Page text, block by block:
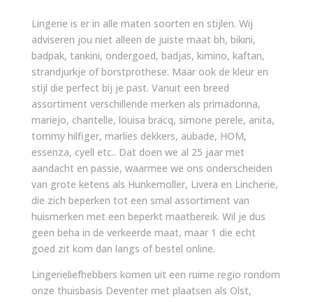
Lingerie is er in alle maten soorten en stijlen. Wij
adviseren jou niet alleen de juiste maat bh, bikini,
badpak, tankini, ondergoed, badjas, kimino, kaftan,
strandjurkje of borstprothese. Maar ook de kleur en
stijl die perfect bij je past. Vanuit een breed
assortiment verschillende merken als primadonna,
mariejo, chantelle, louisa bracq, simone perele, anita,
tommy hilfiger, marlies dekkers, aubade, HOM,
essenza, cyell etc.. Dat doen we al 25 jaar met
aandacht en passie, waarmee we ons onderscheiden
van grote ketens als Hunkemoller, Livera en Lincherie,
die zich beperken tot een smal assortiment van
huismerken met een beperkt maatbereik. Wil je dus
geen beha in de verkeerde maat, maar 1 die echt
goed zit kom dan langs of bestel online.
Lingerieliefhebbers komen uit een ruime regio rondom
onze thuisbasis Deventer met plaatsen als Olst,